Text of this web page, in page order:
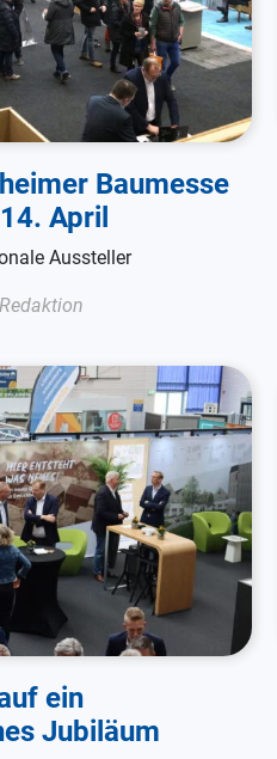
Baumesse
April
Aussteller
ein
Jubiläum